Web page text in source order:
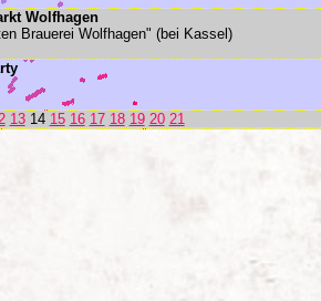
Wolfhagen
Brauerei Wolfhagen" (bei Kassel)
1314 15 16 17 18 19 20 21